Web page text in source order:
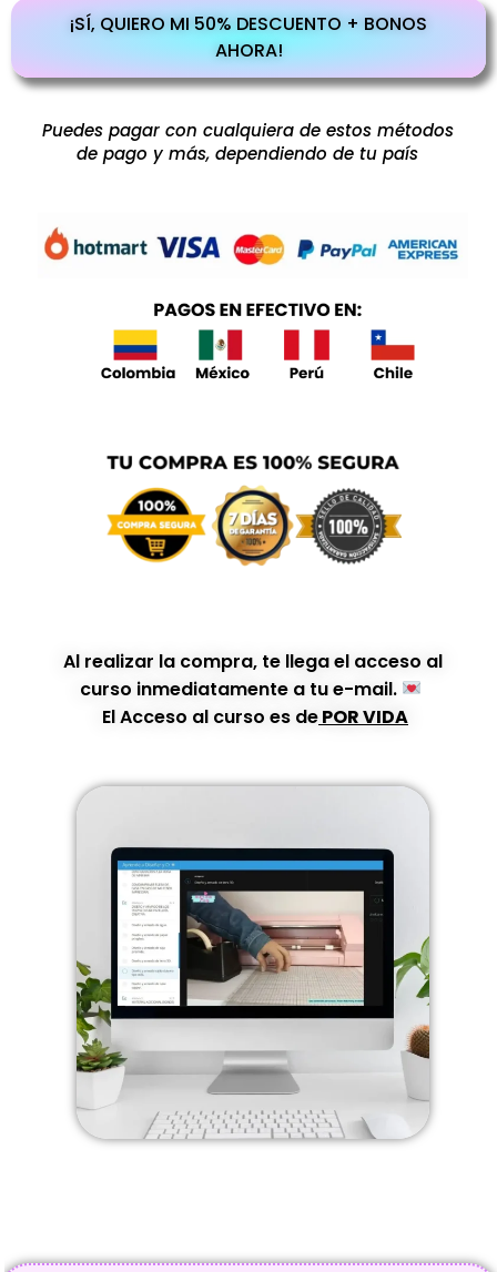
¡SÍ, QUIERO MI 50% DESCUENTO + BONOS
AHORA!
Puedes pagar con cualquiera de estos métodos
de pago y más, dependiendo de tu país
Al realizar la compra, te llega el acceso al
curso inmediatamente a tu e-mail.
El Acceso al curso es dePOR VIDA